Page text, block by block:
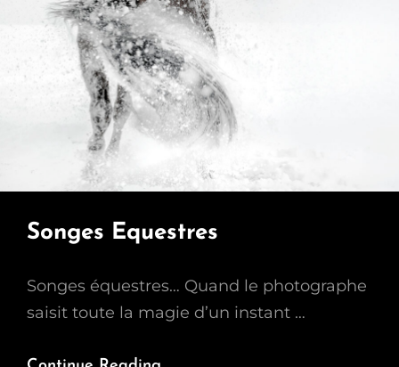
Songes Equestres
Songes équestres… Quand le photographe
saisit toute la magie d’un instant …